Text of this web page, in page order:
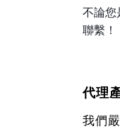
不論您
聯繫！
代理
我們